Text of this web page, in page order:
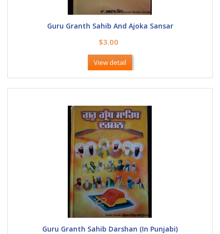
Guru Granth Sahib And Ajoka Sansar
$3.00
View detail
Guru Granth Sahib Darshan (In Punjabi)